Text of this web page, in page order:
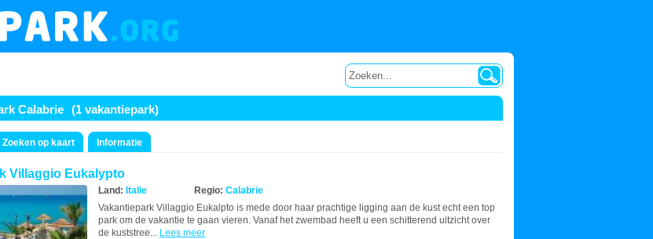
Calabrie (1 vakantiepark)
Zoeken op kaart Informatie
Villaggio Eukalypto
Land: Italie Regio: Calabrie
Vakantiepark Villaggio Eukalpto is mede door haar prachtige ligging aan de kust echt een top
park om de vakantie te gaan vieren. Vanaf het zwembad heeft u een schitterend uitzicht over
de kuststree... Lees meer